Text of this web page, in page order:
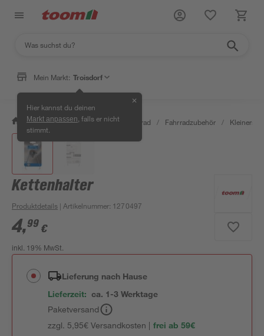
Mein Markt: Troisdorf
Hier kannst du deinen
Markt anpassen , falls er nicht
stimmt.
✕
/ Garten & Freizeit / Auto & Fahrrad / Fahrradzubehör /
Kettenhalter
Produktdetails | Artikelnummer: 1270497
4,99 €
inkl. 19% MwSt.
Lieferung nach Hause
Lieferzeit: ca. 1-3 Werktage
Paketversand
zzgl. 5,95€ Versandkosten | frei ab 59€